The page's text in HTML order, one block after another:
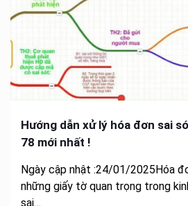
Hướng dẫn xử lý hóa đơn sai
78 mới nhất !
Ngày cập nhật :24/01/2025Hóa
những giấy tờ quan trọng trong
sai…